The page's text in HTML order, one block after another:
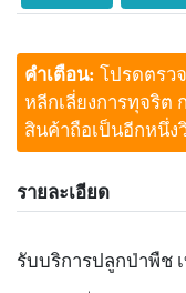
คำเตือน: โปรดตรว
หลีกเลี่ยงการทุจริต
สินค้าถือเป็นอีกหนึ่ง
รายละเอียด
รับบริการปลูกป่าพืช